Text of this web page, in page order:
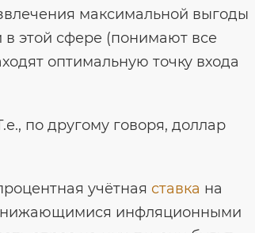
максимальной выгоды
этой сфере (понимают все
оптимальную точку входа
по другому говоря, доллар
учётная ставка на
инфляционными